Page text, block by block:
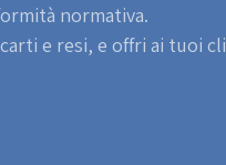
normativa.
e resi, e offri ai tuoi